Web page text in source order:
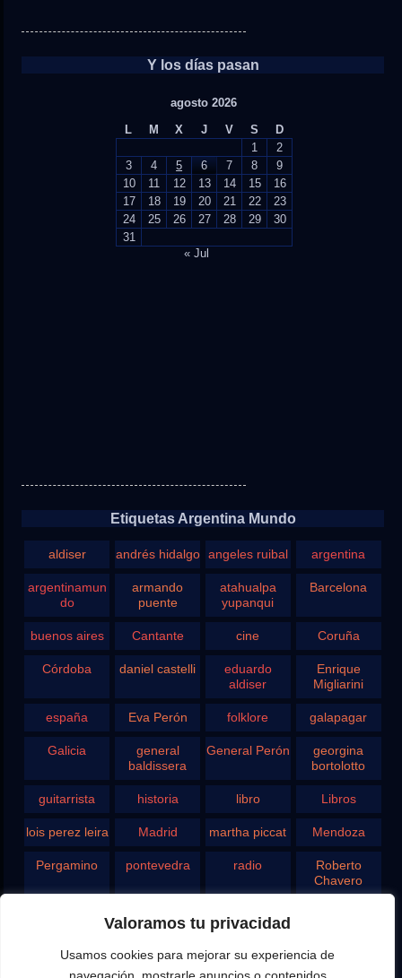
Valoramos tu privacidad
Usamos cookies para mejorar su experiencia de
Y los días pasan
agosto 2026
L
M X J V S
D
1
2
3
4 5 6 7 8
9
10
11 12 13 14 15
16
17
18 19 20 21 22
23
24
25 26 27 28 29
30
31
« Jul
Etiquetas Argentina Mundo
aldiser andrés hidalgo angeles ruibal argentina
argentinamun
do
armando
puente
atahualpa
yupanqui
Barcelona
buenos aires Cantante cine Coruña
Córdoba daniel castelli
eduardo
aldiser
Enrique
Migliarini
españa Eva Perón folklore galapagar
Galicia
general
baldissera
General Perón
georgina
bortolotto
guitarrista historia libro Libros
lois perez leira Madrid martha piccat Mendoza
Pergamino pontevedra radio
Roberto
Chavero
san juan
Tango teatro television vigo